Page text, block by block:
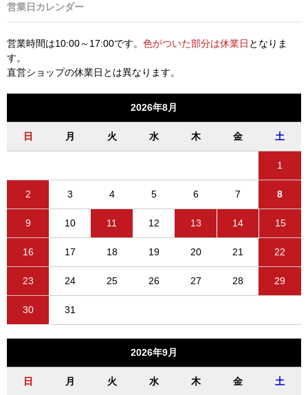
営業日カレンダー
営業時間は10:00～17:00です。 色がついた部分は休業日 となりま
す。
直営ショップの休業日とは異なります。
2026年8月
日 月 火 水 木 金 土
1
2 3 4 5 6 7 8
9 10 11 12 13 14 15
16 17 18 19 20 21 22
23 24 25 26 27 28 29
30 31
2026年9月
日 月 火 水 木 金 土